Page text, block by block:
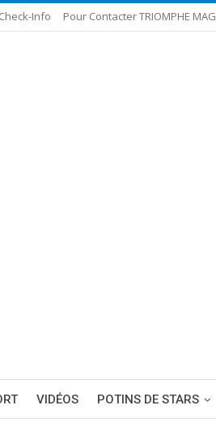
Check-Info Pour Contacter TRIOMPHE MAG
VIDÉOS POTINS DE STARS